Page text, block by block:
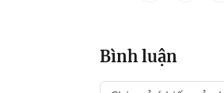
Bình luận